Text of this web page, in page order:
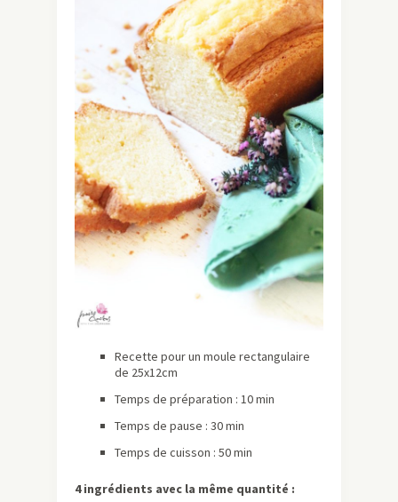
Recette pour un moule rectangulaire
de 25x12cm
Temps de préparation : 10 min
Temps de pause : 30 min
Temps de cuisson : 50 min
4 ingrédients avec la même quantité :